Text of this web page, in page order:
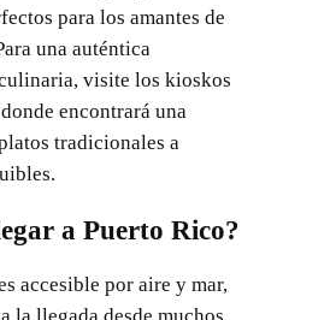
para los amantes de
una auténtica
visite los kioskos
encontrará una
tradicionales a
a Puerto Rico?
accesible por aire y mar,